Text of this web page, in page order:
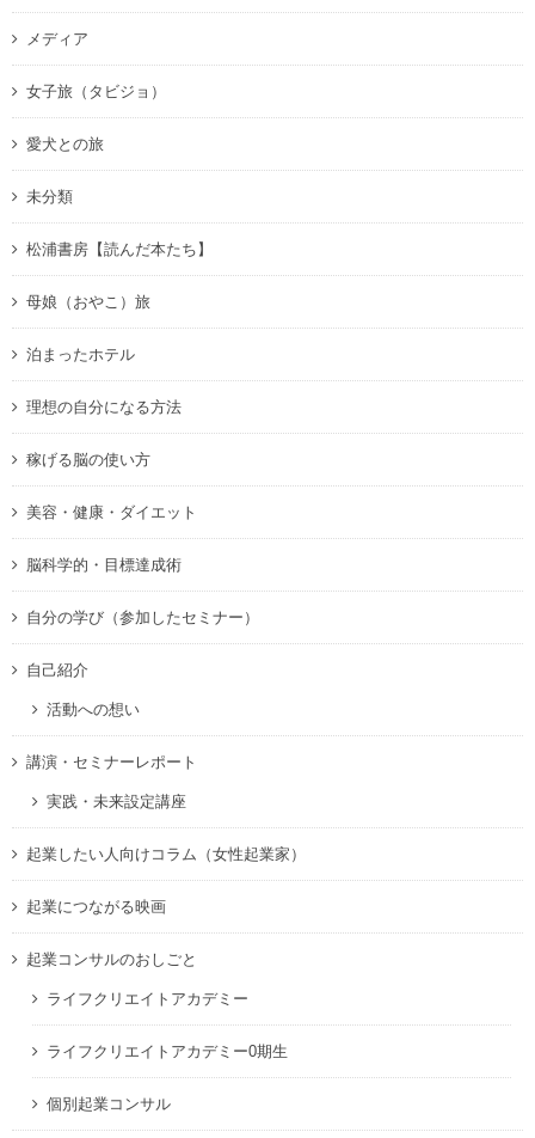
メディア
女子旅（タビジョ）
愛犬との旅
未分類
松浦書房【読んだ本たち】
母娘（おやこ）旅
泊まったホテル
理想の自分になる方法
稼げる脳の使い方
美容・健康・ダイエット
脳科学的・目標達成術
自分の学び（参加したセミナー）
自己紹介
活動への想い
講演・セミナーレポート
実践・未来設定講座
起業したい人向けコラム（女性起業家）
起業につながる映画
起業コンサルのおしごと
ライフクリエイトアカデミー
ライフクリエイトアカデミー0期生
個別起業コンサル